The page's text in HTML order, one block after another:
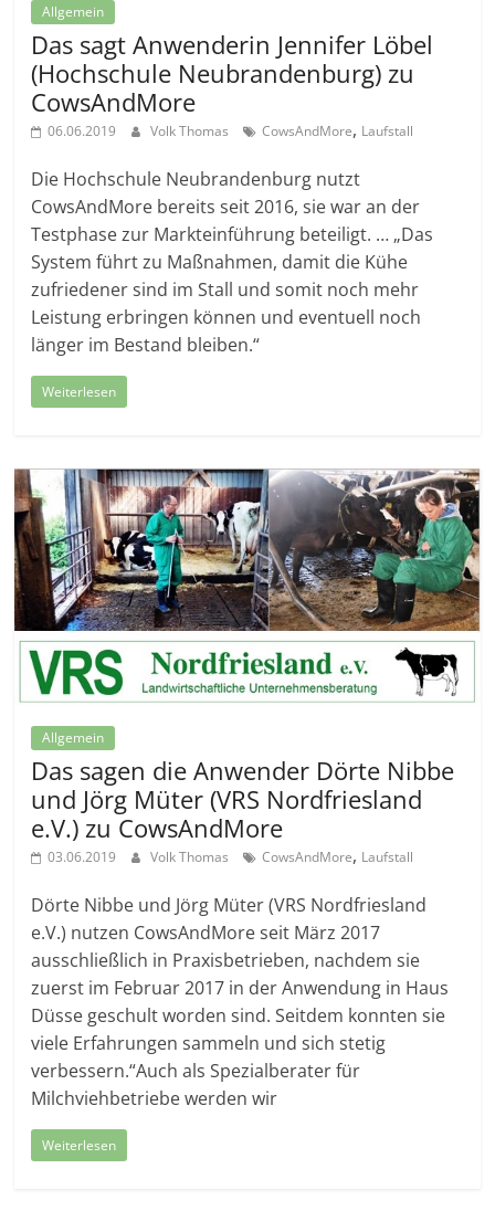
Allgemein
Das sagt Anwenderin Jennifer Löbel
(Hochschule Neubrandenburg) zu
CowsAndMore
06.06.2019 Volk Thomas CowsAndMore, Laufstall
Die Hochschule Neubrandenburg nutzt
CowsAndMore bereits seit 2016, sie war an der
Testphase zur Markteinführung beteiligt. … „Das
System führt zu Maßnahmen, damit die Kühe
zufriedener sind im Stall und somit noch mehr
Leistung erbringen können und eventuell noch
länger im Bestand bleiben.“
Weiterlesen
Allgemein
Das sagen die Anwender Dörte Nibbe
und Jörg Müter (VRS Nordfriesland
e.V.) zu CowsAndMore
03.06.2019 Volk Thomas CowsAndMore, Laufstall
Dörte Nibbe und Jörg Müter (VRS Nordfriesland
e.V.) nutzen CowsAndMore seit März 2017
ausschließlich in Praxisbetrieben, nachdem sie
zuerst im Februar 2017 in der Anwendung in Haus
Düsse geschult worden sind. Seitdem konnten sie
viele Erfahrungen sammeln und sich stetig
verbessern.“Auch als Spezialberater für
Milchviehbetriebe werden wir
Weiterlesen